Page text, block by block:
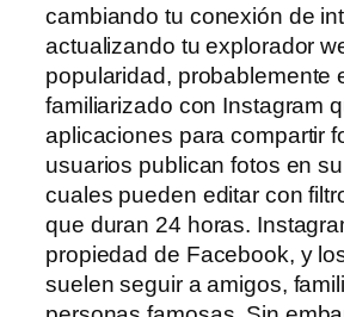
cambiando tu conexión de
actualizando tu explorador
popularidad, probablemente
familiarizado con Instagram
aplicaciones para compartir
usuarios publican fotos en
cuales pueden editar con
que duran 24 horas.
propiedad de Facebook, y
suelen seguir a amigos,